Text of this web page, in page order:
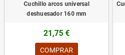
Cuchillo arcos universal
deshuesador 160 mm
21,75 €
COMPRAR